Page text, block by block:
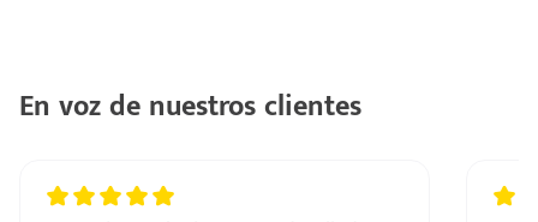
En voz de nuestros clientes